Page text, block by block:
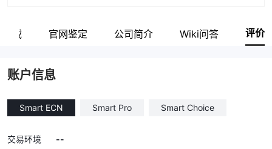
区域 官网鉴定 公司简介 Wiki问答 评价
账户信息
Smart ECN Smart Pro Smart Choice
交易环境 --